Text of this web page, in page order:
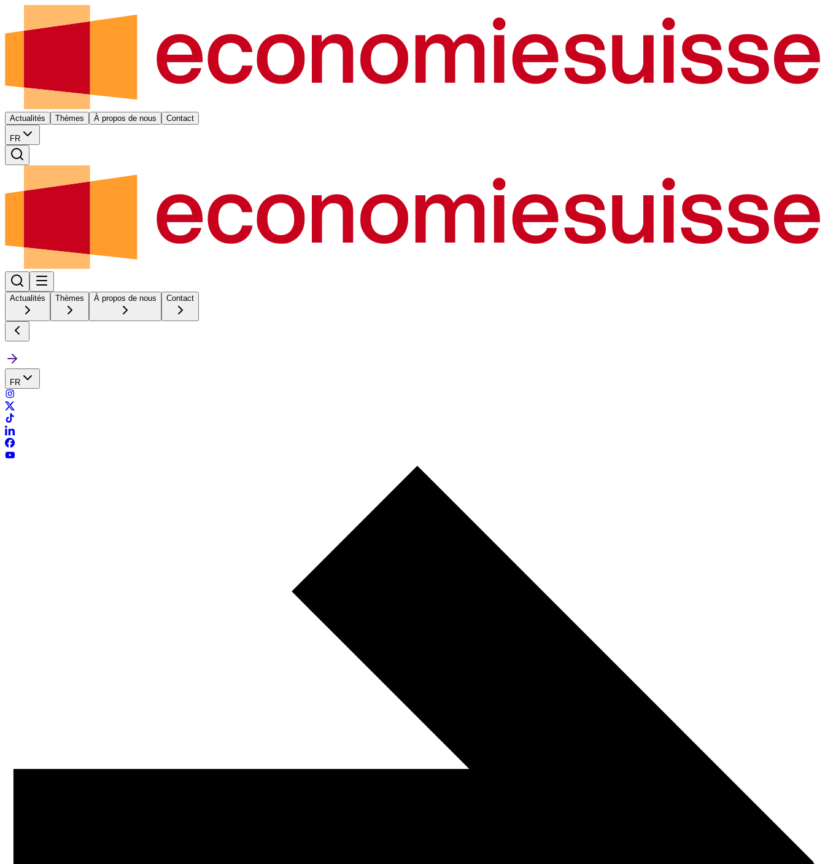
Actualités Thèmes À propos de nous Contact
FR
Actualités Thèmes À propos de nous Contact
FR